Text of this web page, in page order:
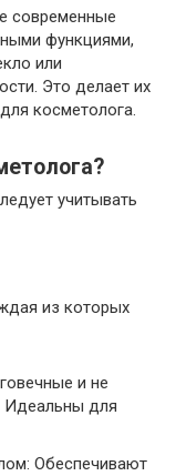
современные
функциями,
или
Это делает их
косметолога.
учитывать
из которых
и не
Идеальны для
Обеспечивают